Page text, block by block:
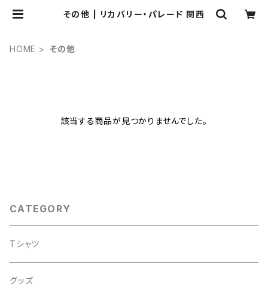
その他 | リカバリー・パレード 関西
HOME その他
該当する商品が見つかりませんでした。
CATEGORY
Tシャツ
グッズ